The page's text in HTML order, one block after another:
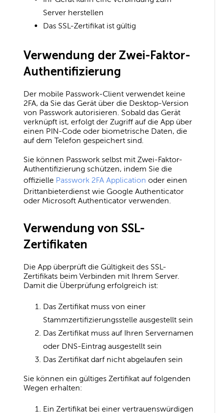
Server herstellen
Das SSL-Zertifikat ist gültig
Verwendung der Zwei-Faktor-
Authentifizierung
Der mobile Passwork-Client verwendet keine
2FA, da Sie das Gerät über die Desktop-Version
von Passwork autorisieren. Sobald das Gerät
verknüpft ist, erfolgt der Zugriff auf die App über
einen PIN-Code oder biometrische Daten, die
auf dem Telefon gespeichert sind.
Sie können Passwork selbst mit Zwei-Faktor-
Authentifizierung schützen, indem Sie die
offizielle Passwork 2FA Application oder einen
Drittanbieterdienst wie Google Authenticator
oder Microsoft Authenticator verwenden.
Verwendung von SSL-
Zertifikaten
Die App überprüft die Gültigkeit des SSL-
Zertifikats beim Verbinden mit Ihrem Server.
Damit die Überprüfung erfolgreich ist:
Das Zertifikat muss von einer
Stammzertifizierungsstelle ausgestellt sein
Das Zertifikat muss auf Ihren Servernamen
oder DNS-Eintrag ausgestellt sein
Das Zertifikat darf nicht abgelaufen sein
Sie können ein gültiges Zertifikat auf folgenden
Wegen erhalten:
Ein Zertifikat bei einer vertrauenswürdigen